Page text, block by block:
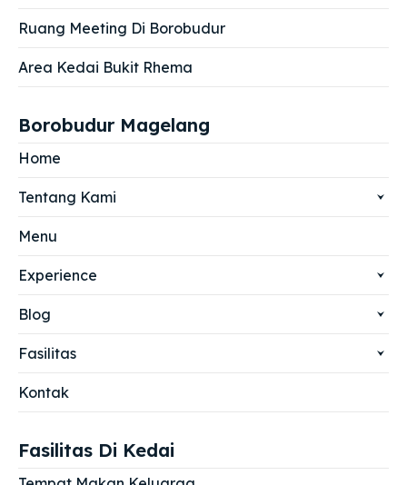
Ruang Meeting Di Borobudur
Area Kedai Bukit Rhema
Borobudur Magelang
Home
Tentang Kami
Menu
Experience
Blog
Fasilitas
Kontak
Fasilitas Di Kedai